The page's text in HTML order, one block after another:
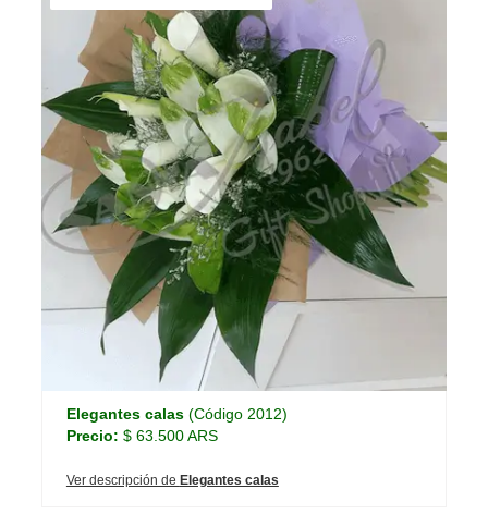
Elegantes calas(Código 2012)
Precio: $ 63.500 ARS
Ver descripción de Elegantes calas